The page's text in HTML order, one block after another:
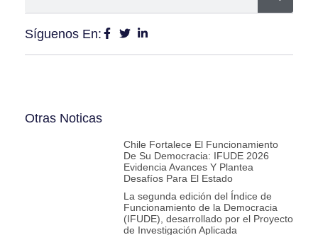
Síguenos En:
Otras Noticas
Chile Fortalece El Funcionamiento
De Su Democracia: IFUDE 2026
Evidencia Avances Y Plantea
Desafíos Para El Estado
La segunda edición del Índice de
Funcionamiento de la Democracia
(IFUDE), desarrollado por el Proyecto
de Investigación Aplicada